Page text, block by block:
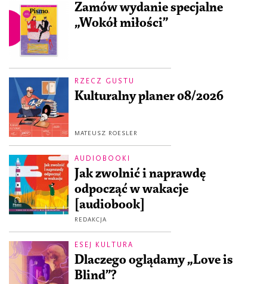
Zamów wydanie specjalne
„Wokół miłości”
RZECZ GUSTU
Kulturalny planer 08/2026
MATEUSZ ROESLER
AUDIOBOOKI
Jak zwolnić i naprawdę
odpocząć w wakacje
[audiobook]
REDAKCJA
ESEJ KULTURA
Dlaczego oglądamy „Love is
Blind”?